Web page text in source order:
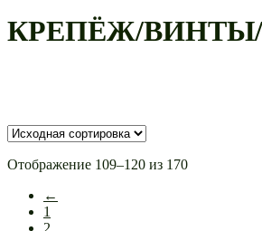
КРЕПЁЖ/
Отображение 109–120 из 170
←
1
2